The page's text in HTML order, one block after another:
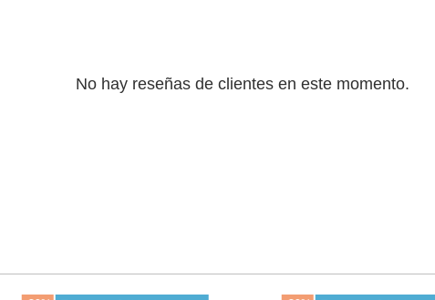
No hay reseñas de clientes en este momento.